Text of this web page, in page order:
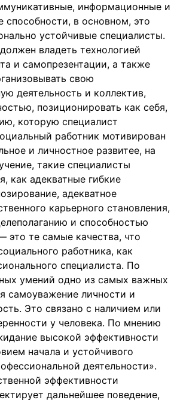
информационные и
способности, в основном, это
устойчивые специалисты.
владеть технологией
и самопрезентации, а также
свою
деятельность и коллектив,
позиционировать как себя,
которую специалист
работник мотивирован
и личностное развитее, на
такие специалисты
как адекватные гибкие
адекватное
карьерного становления,
и способностью
это те самые качества, что
работника, как
специалиста. По
умений одно из самых важных
самоуважение личности и
Это связано с наличием или
у человека. По мнению
высокой эффективности
начала и устойчивого
деятельности».
эффективности
дальнейшее поведение,